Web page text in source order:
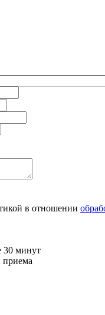
в отношении
30 минут
приема